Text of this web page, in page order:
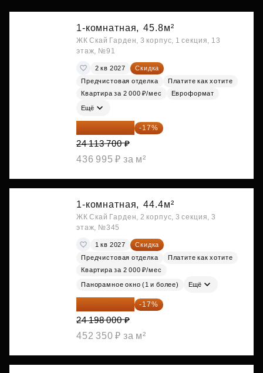
1-комнатная, 45.8м²
ЖК Скай Гарден, 3 корпус, 1 секция, 13
этаж, №91
2 кв 2027
Скидка
Предчистовая отделка
Платите как хотите
Квартира за 2 000 ₽/мес
Евроформат
Ещё
20 014 371 ₽ -17%
24 113 700 ₽
436 995 ₽ за м²
1-комнатная, 44.4м²
ЖК Скай Гарден, 2 корпус, 3 секция, 3
этаж, №345
1 кв 2027
Скидка
Предчистовая отделка
Платите как хотите
Квартира за 2 000 ₽/мес
Панорамное окно (1 и более) Ещё
20 084 340 ₽ -17%
24 198 000 ₽
452 350 ₽ за м²